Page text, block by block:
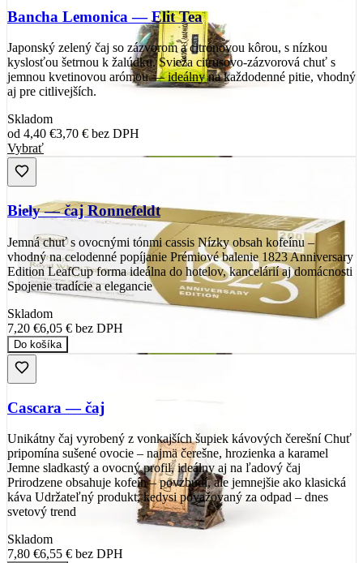
Bancha Lemonica — Elit Tea
Japonský zelený čaj so zázvorom a citrónovou kôrou, s nízkou
kyslosťou šetrnou k žalúdku. Svieža citrusovo-zázvorová chuť s
jemnou kvetinovou arómou — ideálny na každodenné pitie, vhodný
aj pre citlivejších.
Skladom
od 4,40 €3,70 € bez DPH
Vybrať
Biely — čaj Ronnefeldt
Jemná chuť s ovocnými tónmi cassis Nízky obsah kofeínu –
vhodný na celodenné popíjanie Prémiové balenie 1823 Anniversary
Edition LeafCup forma ideálna do hotelov, kancelárií aj domácnosti
Spojenie tradície a elegancie
Skladom
7,20 €6,05 € bez DPH
Do košíka
Cascara — čaj
Unikátny čaj vyrobený z vonkajších šupiek kávových čerešní Chuť
pripomína sušené ovocie – najmä čerešne, hrozienka a karamel
Jemne sladkastý a ovocný profil, ideálny aj na ľadový čaj
Prirodzene obsahuje kofeín – povzbudí, ale jemnejšie ako klasická
káva Udržateľný produkt, kedysi považovaný za odpad – dnes
svetový trend
Skladom
7,80 €6,55 € bez DPH